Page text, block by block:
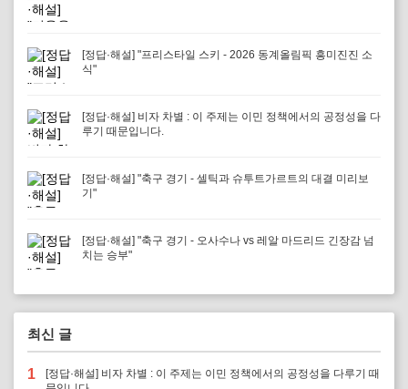
[정답·해설] "프리스타일 스키 - 2026 동계올림픽 흥미진진 소
식"
[정답·해설] 비자 차별 : 이 주제는 이민 정책에서의 공정성을 다
루기 때문입니다.
[정답·해설] "축구 경기 - 셀틱과 슈투트가르트의 대결 미리보
기"
[정답·해설] "축구 경기 - 오사수나 vs 레알 마드리드 긴장감 넘
치는 승부"
최신 글
1
[정답·해설] 비자 차별 : 이 주제는 이민 정책에서의 공정성을 다루기 때